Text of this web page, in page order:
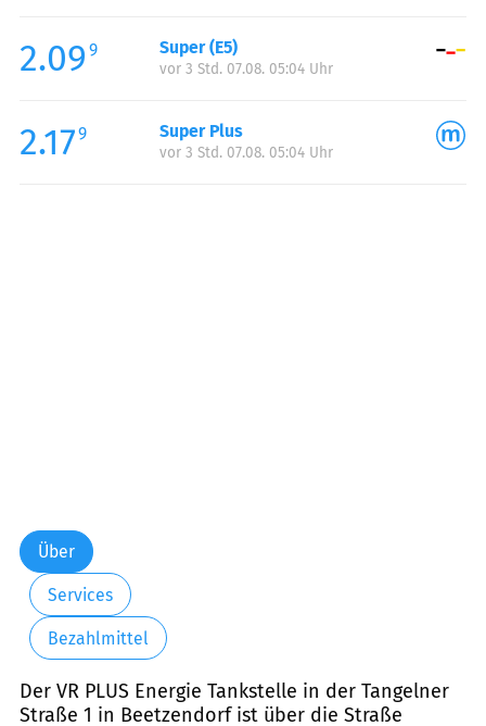
2.09 9 Super (E5)
vor 3 Std. 07.08. 05:04 Uhr
2.179 Super Plus
vor 3 Std. 07.08. 05:04 Uhr
Über
Services
Bezahlmittel
Der VR PLUS Energie Tankstelle in der Tangelner
Straße 1 in Beetzendorf ist über die Straße